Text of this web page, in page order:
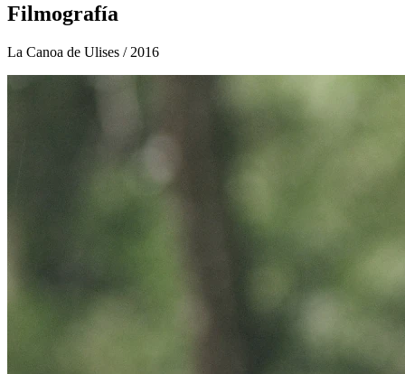
Filmografía
La Canoa de Ulises / 2016